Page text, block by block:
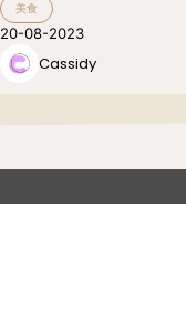
美食
20-08-2023
Cassidy